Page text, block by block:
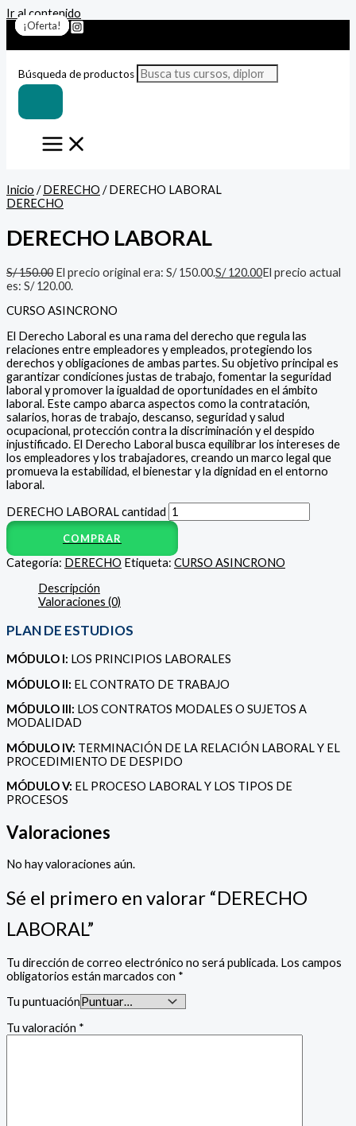
Ir al contenido
Búsqueda de productos
¡Oferta!
Inicio /DERECHO / DERECHO LABORAL
DERECHO
DERECHO LABORAL
S/150.00 El precio original era: S/ 150.00.S/120.00El precio actual
es: S/ 120.00.
CURSO ASINCRONO
El Derecho Laboral es una rama del derecho que regula las
relaciones entre empleadores y empleados, protegiendo los
derechos y obligaciones de ambas partes. Su objetivo principal es
garantizar condiciones justas de trabajo, fomentar la seguridad
laboral y promover la igualdad de oportunidades en el ámbito
laboral. Este campo abarca aspectos como la contratación,
salarios, horas de trabajo, descanso, seguridad y salud
ocupacional, protección contra la discriminación y el despido
injustificado. El Derecho Laboral busca equilibrar los intereses de
los empleadores y los trabajadores, creando un marco legal que
promueva la estabilidad, el bienestar y la dignidad en el entorno
laboral.
DERECHO LABORAL cantidad
COMPRAR
Categoría: DERECHO Etiqueta: CURSO ASINCRONO
Descripción
Valoraciones (0)
PLAN DE ESTUDIOS
MÓDULO I: LOS PRINCIPIOS LABORALES
MÓDULO II: EL CONTRATO DE TRABAJO
MÓDULO III: LOS CONTRATOS MODALES O SUJETOS A
MODALIDAD
MÓDULO IV: TERMINACIÓN DE LA RELACIÓN LABORAL Y EL
PROCEDIMIENTO DE DESPIDO
MÓDULO V: EL PROCESO LABORAL Y LOS TIPOS DE
PROCESOS
Valoraciones
No hay valoraciones aún.
Sé el primero en valorar “DERECHO
LABORAL”
Tu dirección de correo electrónico no será publicada. Los campos
obligatorios están marcados con *
Tu puntuación
Tu valoración *
¡Oferta!
¡Oferta!
¡Oferta!
¡Oferta!
¡Oferta!
¡Oferta!